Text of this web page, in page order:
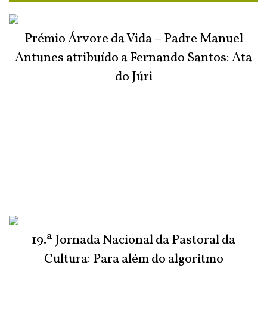
Prémio Árvore da Vida – Padre Manuel
Antunes atribuído a Fernando Santos: Ata
do Júri
19.ª Jornada Nacional da Pastoral da
Cultura: Para além do algoritmo